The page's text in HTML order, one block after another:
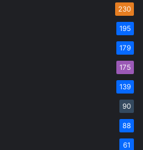
230
195
179
175
139
90
88
61